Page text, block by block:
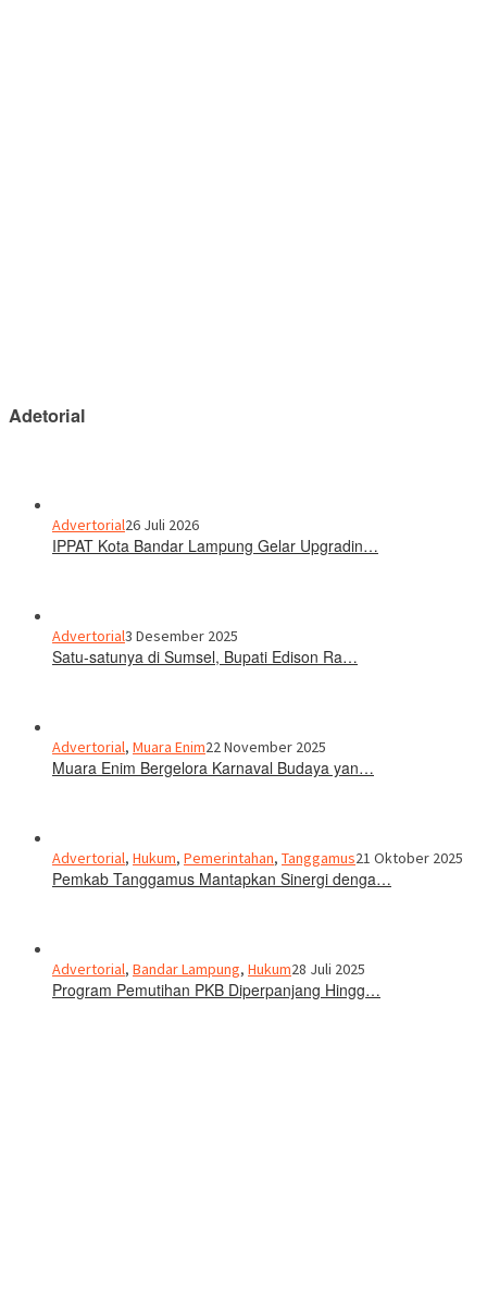
Adetorial
Advertorial26 Juli 2026
IPPAT Kota Bandar Lampung Gelar Upgradin…
Advertorial3 Desember 2025
Satu-satunya di Sumsel, Bupati Edison Ra…
Advertorial, Muara Enim22 November 2025
Muara Enim Bergelora Karnaval Budaya yan…
Advertorial, Hukum, Pemerintahan, Tanggamus21 Oktober 2025
Pemkab Tanggamus Mantapkan Sinergi denga…
Advertorial, Bandar Lampung, Hukum28 Juli 2025
Program Pemutihan PKB Diperpanjang Hingg…